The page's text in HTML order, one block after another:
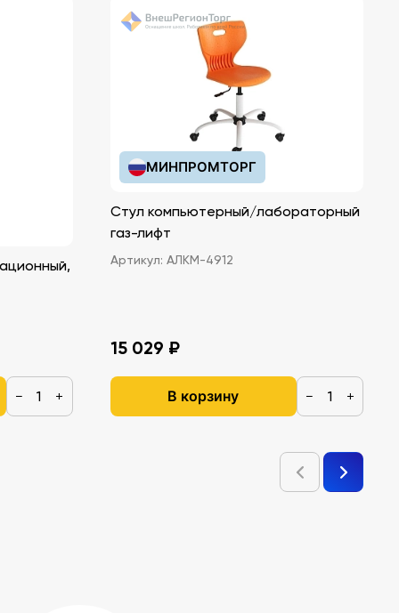
− +
МИНПРОМТОРГ
Стул компьютерный/лабораторный
газ-лифт
Артикул: АЛКМ-4912
15 029 ₽
В корзину − +